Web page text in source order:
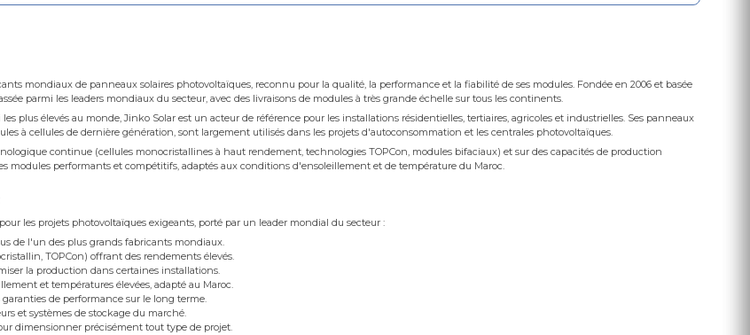
mondiaux de panneaux solaires photovoltaïques, reconnu pour la qualité, la performance et la fiabilité de ses modules. Fondée en 2006 et basée
parmi les leaders mondiaux du secteur, avec des livraisons de modules à très grande échelle sur tous les continents.
plus élevés au monde, Jinko Solar est un acteur de référence pour les installations résidentielles, tertiaires, agricoles et industrielles. Ses panneaux
à cellules de dernière génération, sont largement utilisés dans les projets d'autoconsommation et les centrales photovoltaïques.
continue (cellules monocristallines à haut rendement, technologies TOPCon, modules bifaciaux) et sur des capacités de production
modules performants et compétitifs, adaptés aux conditions d'ensoleillement et de température du Maroc.
les projets photovoltaïques exigeants, porté par un leader mondial du secteur :
de l'un des plus grands fabricants mondiaux.
TOPCon) offrant des rendements élevés.
la production dans certaines installations.
et températures élevées, adapté au Maroc.
de performance sur le long terme.
et systèmes de stockage du marché.
dimensionner précisément tout type de projet.